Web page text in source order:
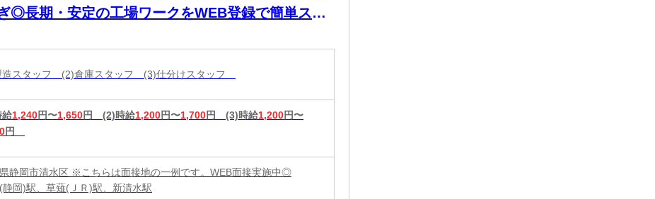
◎長期・安定の工場ワークをWEB登録で簡単スタ
造スタッフ (2)倉庫スタッフ (3)仕分けスタッフ
給1,240円〜1,650円 (2)時給1,200円〜1,700円 (3)時給1,200円〜
円
静岡市清水区 ※こちらは面接地の一例です。WEB面接実施中◎
静岡)駅、草薙(ＪＲ)駅、新清水駅